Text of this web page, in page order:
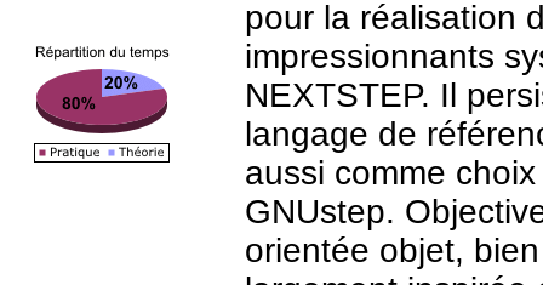
pour la réalisation
impressionnants
NEXTSTEP. Il
langage de
aussi comme
GNUstep.
orientée objet,